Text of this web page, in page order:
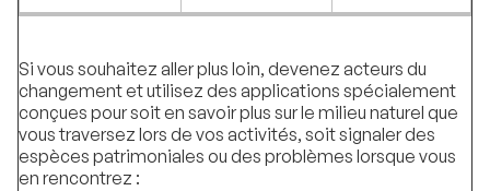
Si vous souhaitez aller plus loin, devenez acteurs du
changement et utilisez des applications spécialement
conçues pour soit en savoir plus sur le milieu naturel que
vous traversez lors de vos activités, soit signaler des
espèces patrimoniales ou des problèmes lorsque vous
en rencontrez :